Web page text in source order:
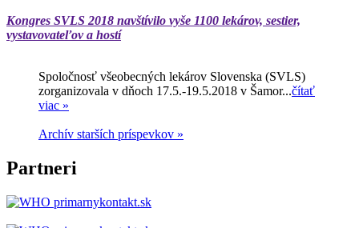
Kongres SVLS 2018 navštívilo vyše 1100 lekárov, sestier,
vystavovateľov a hostí
Spoločnosť všeobecných lekárov Slovenska (SVLS)
zorganizovala v dňoch 17.5.-19.5.2018 v Šamor...čítať
viac »
Archív starších príspevkov »
Partneri